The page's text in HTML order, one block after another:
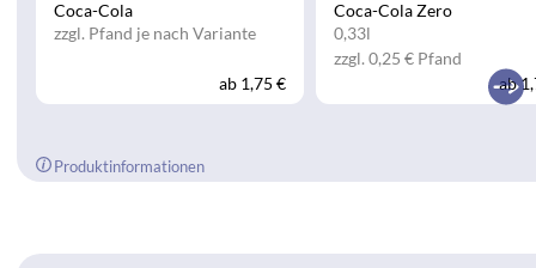
Coca-Cola
zzgl. Pfand je nach Variante
ab 1,75 €
Coca-Cola Zero
0,33l
zzgl. 0,25 € Pfand
ab
Produktinformationen